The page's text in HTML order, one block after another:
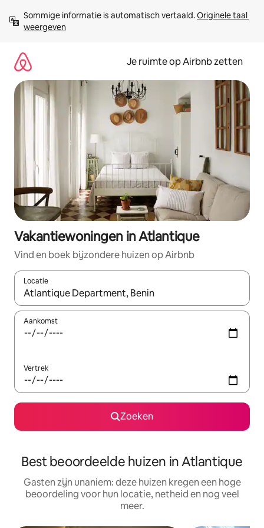
direct
naar
Sommige informatie is automatisch vertaald. Originele taal
weergeven
Je ruimte op Airbnb zetten
Vakantiewoningen in Atlantique
Vind en boek bijzondere huizen op Airbnb
Locatie
Wanneer er suggesties beschikbaar zijn, maak je een keuze
Aankomst
Vertrek
Zoeken
Best beoordeelde huizen in Atlantique
Gasten zijn unaniem: deze huizen kregen een hoge
beoordeling voor hun locatie, netheid en nog veel
meer.